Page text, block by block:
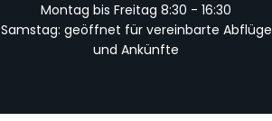
Montag bis Freitag 8:30 - 16:30
Samstag: geöffnet für vereinbarte Abflüge
und Ankünfte